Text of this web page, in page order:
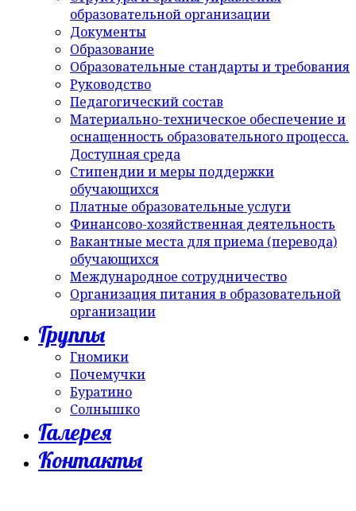
образовательной организации
Документы
Образование
Образовательные стандарты и требования
Руководство
Педагогический состав
Материально-техническое обеспечение и
оснащенность образовательного процесса.
Доступная среда
Стипендии и меры поддержки
обучающихся
Платные образовательные услуги
Финансово-хозяйственная деятельность
Вакантные места для приема (перевода)
обучающихся
Международное сотрудничество
Организация питания в образовательной
организации
Группы
Гномики
Почемучки
Буратино
Солнышко
Галерея
Контакты